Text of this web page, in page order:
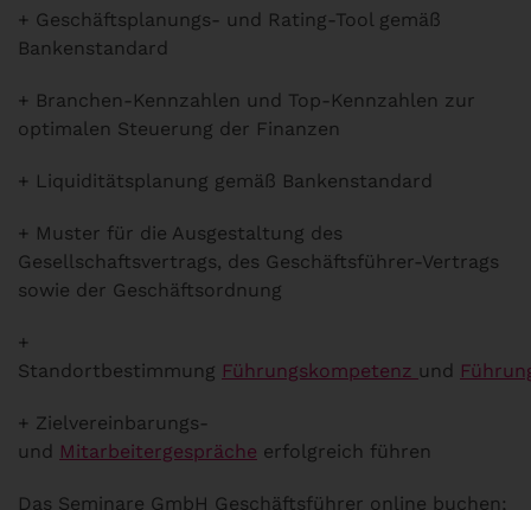
+ Geschäftsplanungs- und Rating-Tool gemäß
Bankenstandard
+ Branchen-Kennzahlen und Top-Kennzahlen zur
optimalen Steuerung der Finanzen
+ Liquiditätsplanung gemäß Bankenstandard
+ Muster für die Ausgestaltung des
Gesellschaftsvertrags, des Geschäftsführer-Vertrags
sowie der Geschäftsordnung
+
Standortbestimmung Führungskompetenz und
+ Zielvereinbarungs-
und Mitarbeitergespräche erfolgreich führen
Das Seminare GmbH Geschäftsführer online buchen;